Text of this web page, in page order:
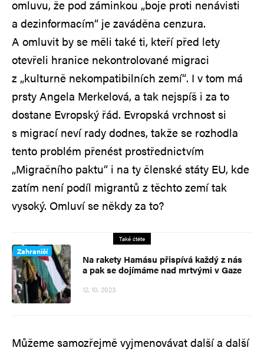
omluvu, že pod záminkou „boje proti nenávisti
a dezinformacím“ je zaváděna cenzura.
A omluvit by se měli také ti, kteří před lety
otevřeli hranice nekontrolované migraci
z „kulturně nekompatibilních zemí“. I v tom má
prsty Angela Merkelová, a tak nejspíš i za to
dostane Evropský řád. Evropská vrchnost si
s migrací neví rady dodnes, takže se rozhodla
tento problém přenést prostřednictvím
„Migračního paktu“ i na ty členské státy EU, kde
zatím není podíl migrantů z těchto zemí tak
vysoký. Omluví se někdy za to?
Také čtěte
Zahraničí
Na rakety Hamásu přispívá každý z nás
a pak se dojímáme nad mrtvými v Gaze
12. 10. 2023
Můžeme samozřejmě vyjmenovávat další a další